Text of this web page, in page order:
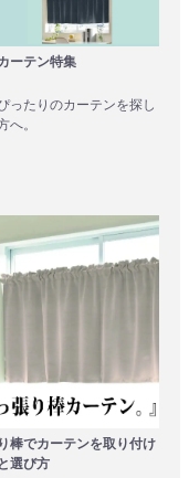
ーテン特集
ったりのカーテンを探し
へ。
棒でカーテンを取り付け
選び方